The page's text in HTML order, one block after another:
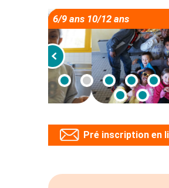
6/9 ans 10/12 ans
Pré inscription en